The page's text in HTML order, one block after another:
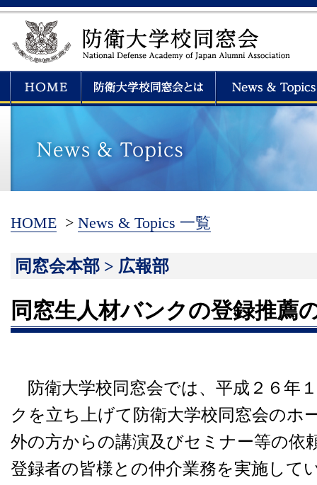
HOME > News & Topics 一覧
同窓会本部 > 広報部
同窓生人材バンクの登録推薦
防衛大学校同窓会では、平成２６年
クを立ち上げて防衛大学校同窓会のホ
外の方からの講演及びセミナー等の依
登録者の皆様との仲介業務を実施して